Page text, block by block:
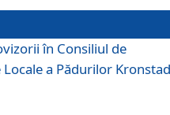
în Consiliul de
a Pădurilor